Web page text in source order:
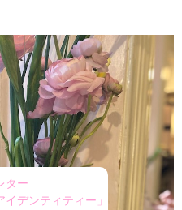
ター
イデンティティー」